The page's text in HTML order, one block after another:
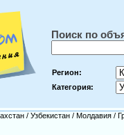
Поиск по
Регион:
Категория:
/ Узбекистан / Молдавия /